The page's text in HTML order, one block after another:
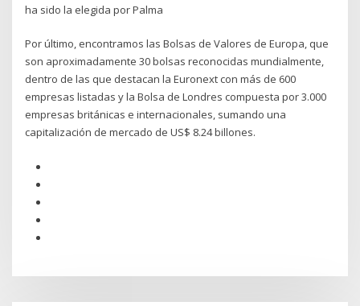
ha sido la elegida por Palma
Por último, encontramos las Bolsas de Valores de Europa, que
son aproximadamente 30 bolsas reconocidas mundialmente,
dentro de las que destacan la Euronext con más de 600
empresas listadas y la Bolsa de Londres compuesta por 3.000
empresas británicas e internacionales, sumando una
capitalización de mercado de US$ 8.24 billones.